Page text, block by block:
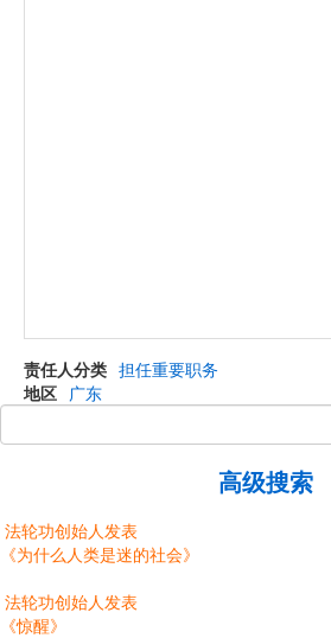
责任人分类 担任重要职务
地区 广东
高级搜索
法轮功创始人发表
《为什么人类是迷的社会》
法轮功创始人发表
《惊醒》